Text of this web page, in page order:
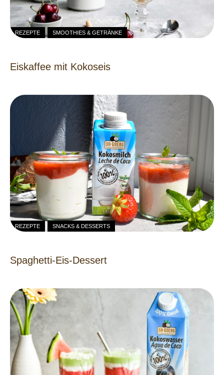
REZEPTE SMOOTHIES & GETRÄNKE
Eiskaffee mit Kokoseis
REZEPTE SNACKS & DESSERTS
Spaghetti-Eis-Dessert